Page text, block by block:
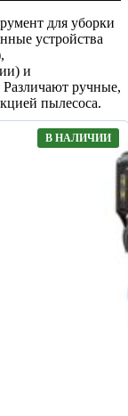
для уборки
устройства
и
ручные,
пылесоса.
В НАЛИЧИИ